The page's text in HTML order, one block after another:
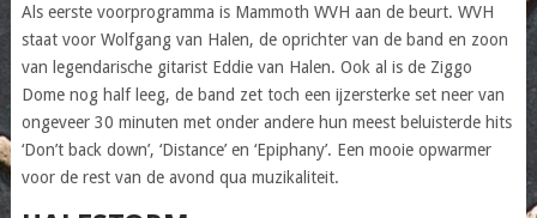
Als eerste voorprogramma is Mammoth WVH aan de beurt. WVH
staat voor Wolfgang van Halen, de oprichter van de band en zoon
van legendarische gitarist Eddie van Halen. Ook al is de Ziggo
Dome nog half leeg, de band zet toch een ijzersterke set neer van
ongeveer 30 minuten met onder andere hun meest beluisterde hits
‘Don’t back down’, ‘Distance’ en ‘Epiphany’. Een mooie opwarmer
voor de rest van de avond qua muzikaliteit.